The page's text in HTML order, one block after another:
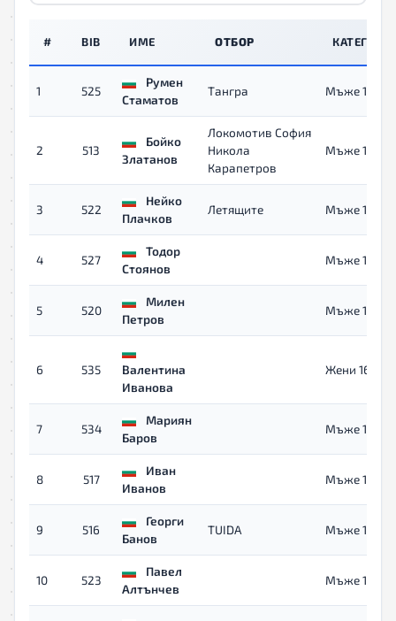
# BIB ИМЕ ОТБОР
1 525
Румен
Стаматов
Тангра Мъже 16+
2 513
Бойко
Златанов
Локомотив София
Никола
Карапетров
Мъже 16+
3 522
Нейко
Плачков
Летящите Мъже 16+
4 527
Тодор
Стоянов
Мъже 16+
5 520
Милен
Петров
Мъже 16+
6 535
Валентина
Иванова
Жени 16+
7 534
Мариян
Баров
Мъже 16+
8 517
Иван
Иванов
Мъже 16+
9 516
Георги
Банов
TUIDA Мъже 16+
10 523
Павел
Алтънчев
Мъже 16+